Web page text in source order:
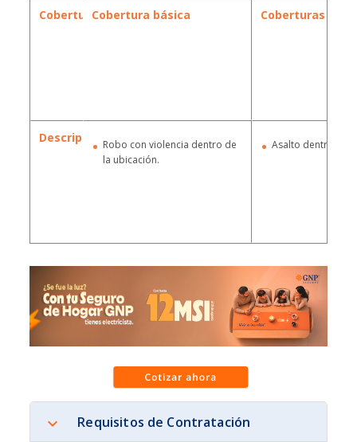
Cobertura
Descripción
Cobertura básica
Robo con violencia dentro de
la ubicación.
Coberturas
Asalto dentro de
Requisitos de Contratación